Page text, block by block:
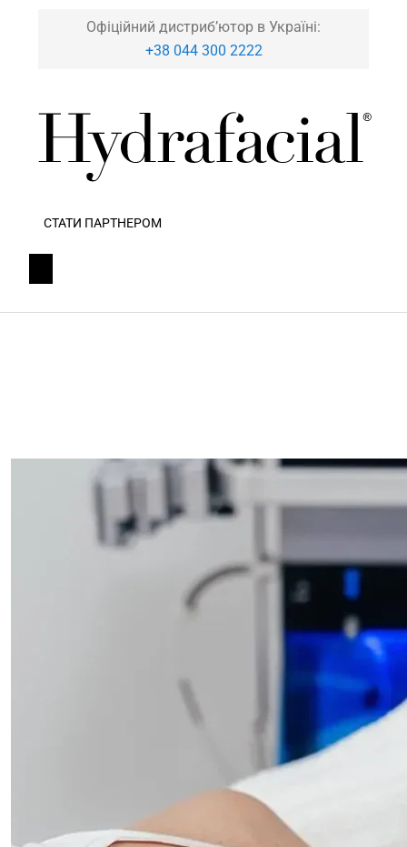
Офіційний дистриб’ютор в Україні:
+38 044 300 2222
СТАТИ ПАРТНЕРОМ